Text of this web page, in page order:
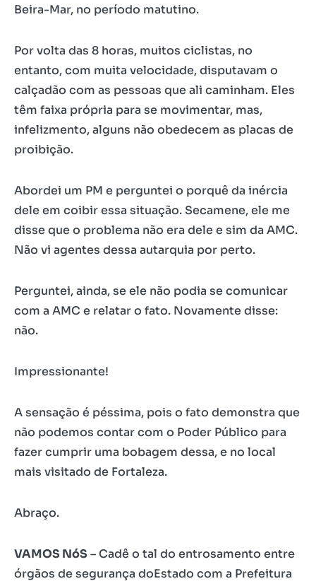
Beira-Mar, no período matutino.
Por volta das 8 horas, muitos ciclistas, no
entanto, com muita velocidade, disputavam o
calçadão com as pessoas que ali caminham. Eles
têm faixa própria para se movimentar, mas,
infelizmento, alguns não obedecem as placas de
proibição.
Abordei um PM e perguntei o porquê da inércia
dele em coibir essa situação. Secamene, ele me
disse que o problema não era dele e sim da AMC.
Não vi agentes dessa autarquia por perto.
Perguntei, ainda, se ele não podia se comunicar
com a AMC e relatar o fato. Novamente disse:
não.
Impressionante!
A sensação é péssima, pois o fato demonstra que
não podemos contar com o Poder Público para
fazer cumprir uma bobagem dessa, e no local
mais visitado de Fortaleza.
Abraço.
VAMOS NóS– Cadê o tal do entrosamento entre
órgãos de segurança doEstado com a Prefeitura